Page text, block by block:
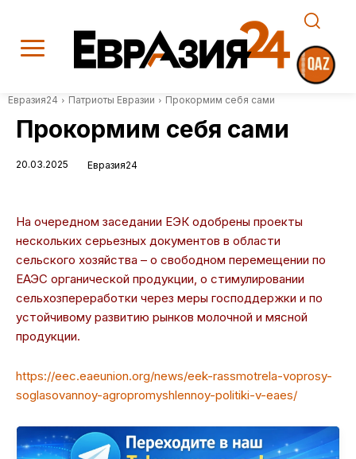
Евразия24 Патриоты Евразии Прокормим себя сами
Прокормим себя сами
20.03.2025 Евразия24
На очередном заседании ЕЭК одобрены проекты
нескольких серьезных документов в области
сельского хозяйства – о свободном перемещении по
ЕАЭС органической продукции, о стимулировании
сельхозпереработки через меры господдержки и по
устойчивому развитию рынков молочной и мясной
продукции.
https://eec.eaeunion.org/news/eek-rassmotrela-voprosy-
soglasovannoy-agropromyshlennoy-politiki-v-eaes/